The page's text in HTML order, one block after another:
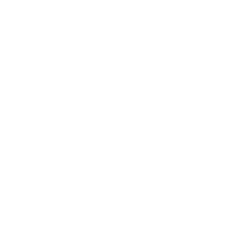
in of gebruik de knoppen om de
gewenste hoeveelheid in of gebruik